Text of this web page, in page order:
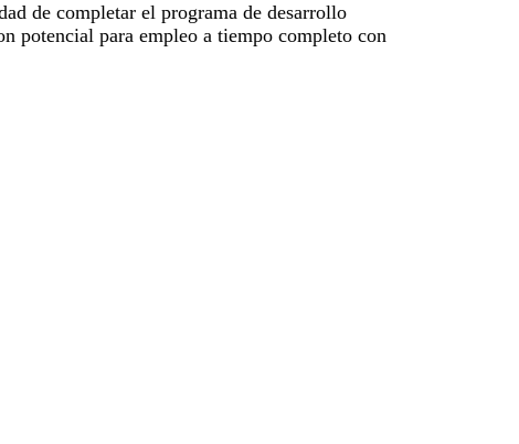
de completar el programa de desarrollo
potencial para empleo a tiempo completo con